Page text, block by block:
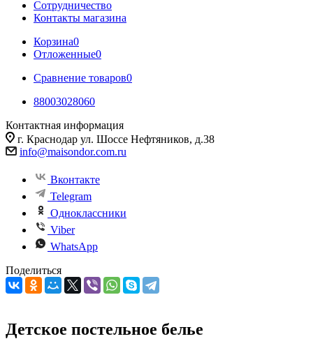
Сотрудничество
Контакты магазина
Корзина0
Отложенные0
Сравнение товаров0
88003028060
Контактная информация
г. Краснодар ул. Шоссе Нефтяников, д.38
info@maisondor.com.ru
Вконтакте
Telegram
Одноклассники
Viber
WhatsApp
Поделиться
Детское постельное белье